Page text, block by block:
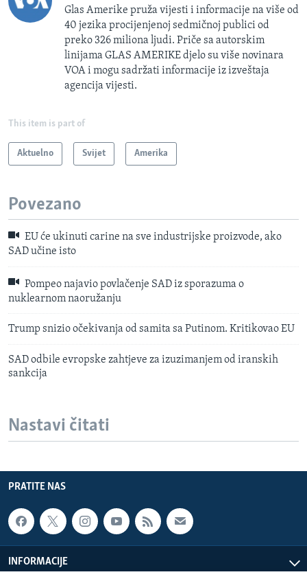
Glas Amerike pruža vijesti i informacije na više od
40 jezika procijenjenoj sedmičnoj publici od
preko 326 miliona ljudi. Priče sa autorskim
linijama GLAS AMERIKE djelo su više novinara
VOA i mogu sadržati informacije iz izveštaja
agencija vijesti.
This item is part of
Aktuelno Svijet Amerika
Povezano
EU će ukinuti carine na sve industrijske proizvode, ako
SAD učine isto
Pompeo najavio povlačenje SAD iz sporazuma o
nuklearnom naoružanju
Trump snizio očekivanja od samita sa Putinom. Kritikovao EU
SAD odbile evropske zahtjeve za izuzimanjem od iranskih
sankcija
Nastavi čitati
PRATITE NAS
INFORMACIJE